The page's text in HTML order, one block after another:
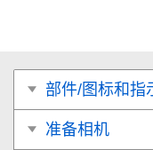
部件/图标和指
准备相机